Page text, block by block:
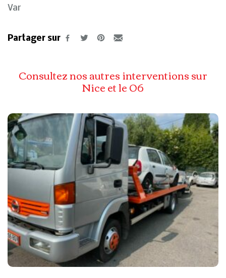
Var
Partager sur
Consultez nos autres interventions sur
Nice et le 06